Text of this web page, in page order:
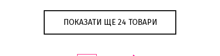
ПОКАЗАТИ ЩЕ 24 ТОВАРИ